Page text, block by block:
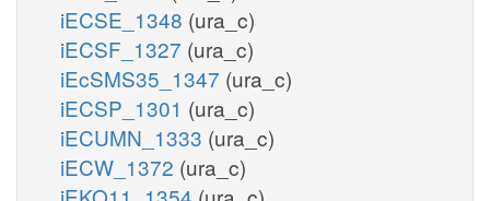
iECSE_1348 (ura_c)
iECSF_1327 (ura_c)
iEcSMS35_1347 (ura_c)
iECSP_1301 (ura_c)
iECUMN_1333 (ura_c)
iECW_1372 (ura_c)